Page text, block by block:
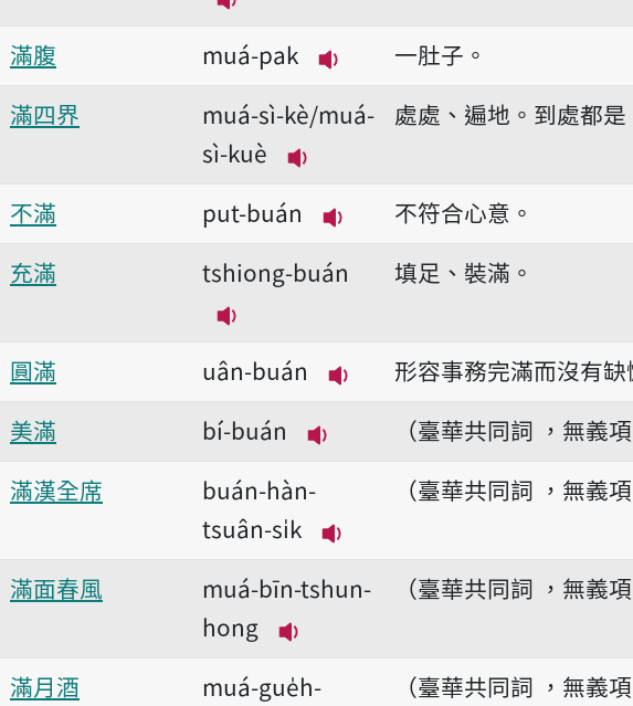
播放音讀muá-muá-sī
滿腹
muá-pak
播放音讀muá-pak
一肚子。
滿四界
muá-sì-kè/muá-
sì-kuè
播放音讀muá-sì-kè/muá-sì-kuè
處處、遍地。到處都是
不滿
put-buán
播放音讀put-buán
不符合心意。
充滿 tshiong-buán
播放音讀tshiong-buán
填足、裝滿。
圓滿
uân-buán
播放音讀uân-buán
形容事務完滿而沒有
美滿
bí-buán
播放音讀bí-buán
（臺華共同詞 ，無義
滿漢全席
buán-hàn-
tsuân-si̍k
播放音讀buán-hàn-tsuân-
（臺華共同詞 ，無義
滿面春風
muá-bīn-tshun-
hong
播放音讀muá-bīn-tshun-hong
（臺華共同詞 ，無義
滿月酒
muá-gue̍h-
（臺華共同詞 ，無義